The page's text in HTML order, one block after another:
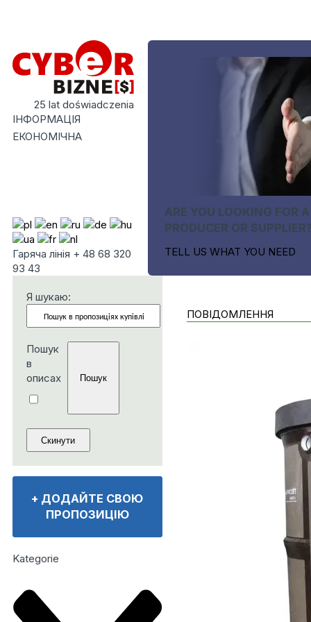
25 lat doświadczenia
ІНФОРМАЦІЯ
ЕКОНОМІЧНА
Гаряча лінія + 48 68 320
93 43
ARE YOU LOOKING FOR A
PRODUCER OR
TELL US WHAT YOU NEED
Я шукаю:
Пошук
в
описах
+ ДОДАЙТЕ СВОЮ
ПРОПОЗИЦІЮ
Kategorie
ПОВІДОМЛЕННЯ